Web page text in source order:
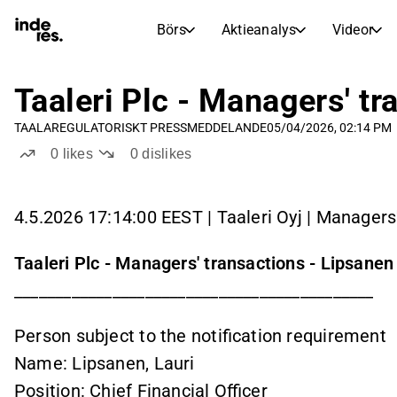
Börs Aktieanalys Videor
Börs
Börskalender
Kommande och tidigare utdelningar
Aktieanalys
Portfölj
inderesTV
Aktiejämförelse
Taaleri Plc - Managers'
TAALAREGULATORISKT PRESSMEDDELANDE05/04/2026, 02:14 PM
0 likes 0dislikes
4.5.2026 17:14:00 EEST | Taaleri Oyj |
Taaleri Plc - Managers' transactions - Lipsanen
Person subject to the notification requirement
Name: Lipsanen, Lauri
Position: Chief Financial Officer